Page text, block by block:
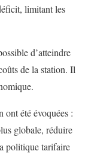
limitant les
d’atteindre
de la station. Il
été évoquées :
globale, réduire
politique tarifaire